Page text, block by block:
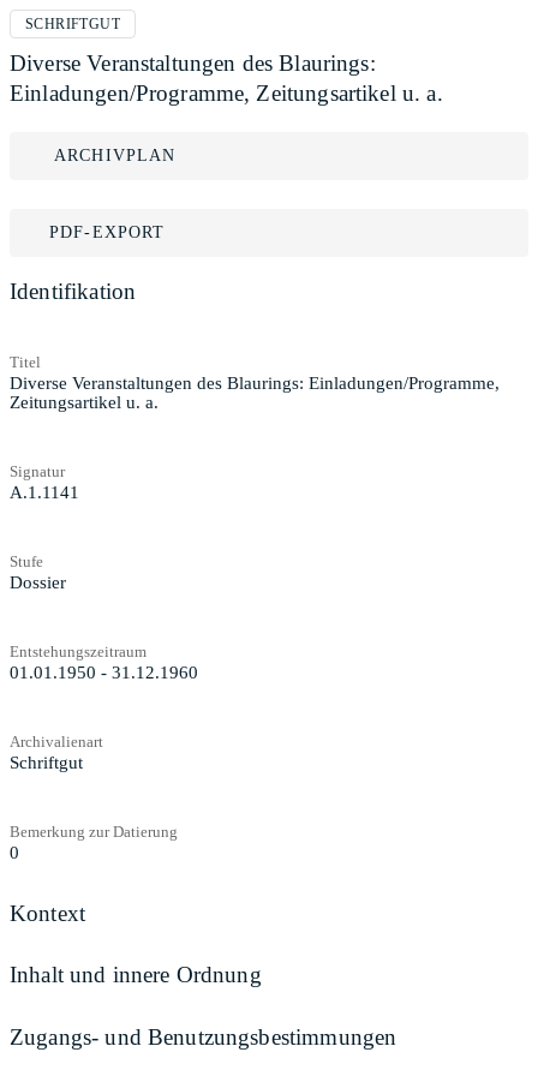
SCHRIFTGUT
Diverse Veranstaltungen des Blaurings:
Einladungen/Programme, Zeitungsartikel u. a.
ARCHIVPLAN
PDF-EXPORT
Identifikation
Titel
Diverse Veranstaltungen des Blaurings: Einladungen/Programme,
Zeitungsartikel u. a.
Signatur
A.1.1141
Stufe
Dossier
Entstehungszeitraum
01.01.1950 - 31.12.1960
Archivalienart
Schriftgut
Bemerkung zur Datierung
0
Kontext
Inhalt und innere Ordnung
Zugangs- und Benutzungsbestimmungen